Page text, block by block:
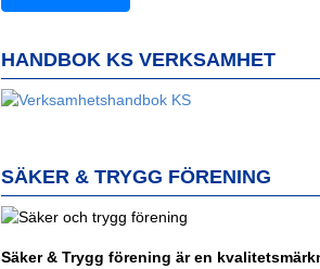
HANDBOK KS VERKSAMHET
SÄKER & TRYGG FÖRENING
Säker & Trygg förening är en